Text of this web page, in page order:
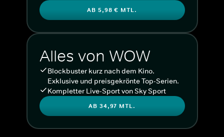
AB 5,98 € MTL.
Alles von WOW
Blockbuster kurz nach dem Kino.
Exklusive und preisgekrönte Top-Serien.
Kompletter Live-Sport von Sky Sport
AB 34,97 MTL.